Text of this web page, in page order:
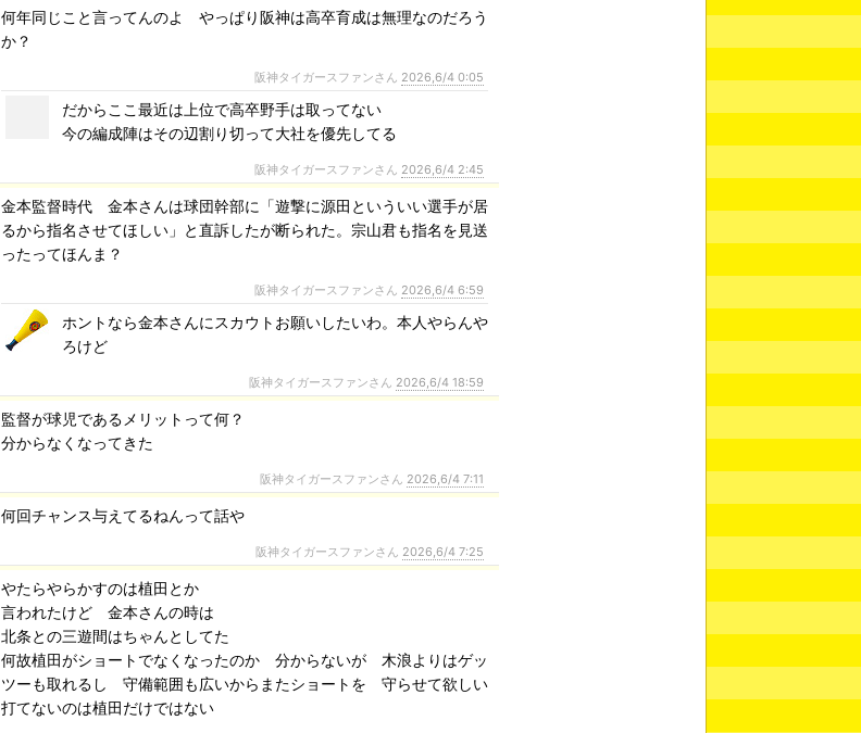
何年同じこと言ってんのよ やっぱり阪神は高卒育成は無理なのだろう
か？
阪神タイガースファンさん 2026,6/4 0:05
だからここ最近は上位で高卒野手は取ってない
今の編成陣はその辺割り切って大社を優先してる
阪神タイガースファンさん 2026,6/4 2:45
金本監督時代 金本さんは球団幹部に「遊撃に源田といういい選手が居
るから指名させてほしい」と直訴したが断られた。宗山君も指名を見送
ったってほんま？
阪神タイガースファンさん 2026,6/4 6:59
ホントなら金本さんにスカウトお願いしたいわ。本人やらんや
ろけど
阪神タイガースファンさん 2026,6/4 18:59
監督が球児であるメリットって何？
分からなくなってきた
阪神タイガースファンさん 2026,6/4 7:11
何回チャンス与えてるねんって話や
阪神タイガースファンさん 2026,6/4 7:25
やたらやらかすのは植田とか
言われたけど 金本さんの時は
北条との三遊間はちゃんとしてた
何故植田がショートでなくなったのか 分からないが 木浪よりはゲッ
ツーも取れるし 守備範囲も広いからまたショートを 守らせて欲しい
打てないのは植田だけではない